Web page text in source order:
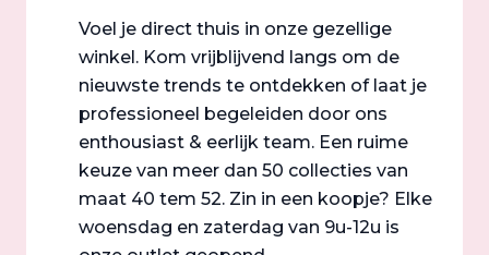
Voel je direct thuis in onze gezellige
winkel. Kom vrijblijvend langs om de
nieuwste trends te ontdekken of laat je
professioneel begeleiden door ons
enthousiast & eerlijk team. Een ruime
keuze van meer dan 50 collecties van
maat 40 tem 52. Zin in een koopje? Elke
woensdag en zaterdag van 9u-12u is